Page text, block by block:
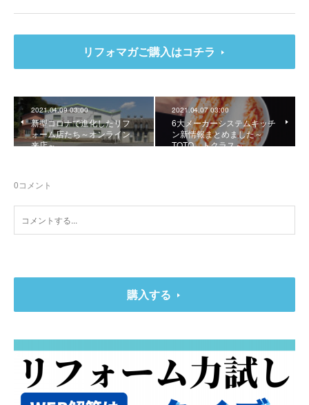
リフォマガご購入はコチラ
2021.04.09 03:00
新型コロナで進化したリフ
ォーム店たち～オンライン
来店～
2021.04.07 03:00
6大メーカーシステムキッチ
ン新情報まとめました～
TOTO、トクラス～
0コメント
購入する